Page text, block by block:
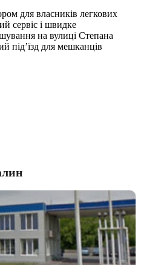
для власників легкових
сервіс і швидке
на вулиці Степана
під’їзд для мешканців